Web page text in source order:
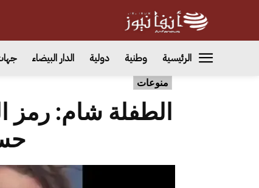
الرئيسية وطنية دولية الدار البيضاء
منوعات
الطفلة شام: رمز